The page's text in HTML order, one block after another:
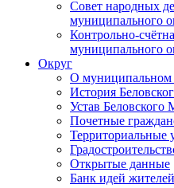
Совет народных
муниципального
Контрольно-
муниципального
Округ
О муниципальном
История
Устав Беловского
Почетные
Территориальные
Открытые данные
Банк идей